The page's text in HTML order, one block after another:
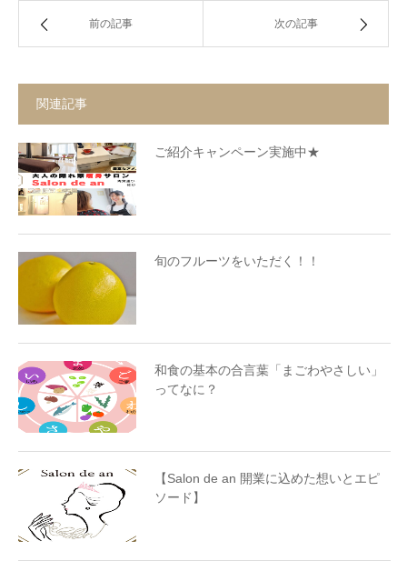
前の記事 次の記事
関連記事
ご紹介キャンペーン実施中★
旬のフルーツをいただく！！
和食の基本の合言葉「まごわやさしい」
ってなに？
【Salon de an 開業に込めた想いとエピ
ソード】